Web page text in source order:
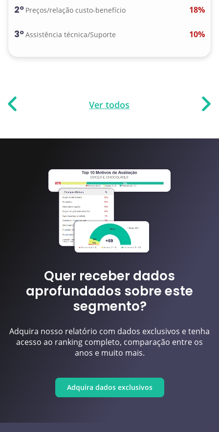
2º Preços/relação custo-benefício 18%
3ºAssistência técnica/Suporte 10%
Ver todos
Quer receber dados
aprofundados sobre este
segmento?
Adquira nosso relatório com dados exclusivos e tenha
acesso ao ranking completo, comparação entre os
anos e muito mais.
Adquira dados exclusivos